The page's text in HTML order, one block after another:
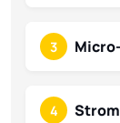
3
4